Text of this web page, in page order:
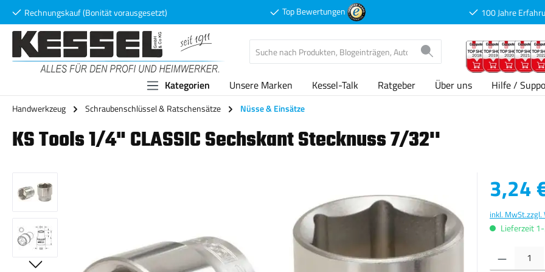
Hauptinhalt springen
Zur Suche springen
Zur Hauptnavigation springen
Rechnungskauf (Bonität vorausgesetzt) Top Bewertungen 100 Jahre
Kategorien Unsere Marken Kessel-Talk Ratgeber Über uns Hilfe /
Handwerkzeug Schraubenschlüssel & Ratschensätze Nüsse & Einsätze
KS Tools 1/4" CLASSIC Sechskant Stecknuss 7/32''
Bildergalerie überspringen 3,24
inkl. MwSt.zzgl.
Lieferzeit
Produkt Anzahl: